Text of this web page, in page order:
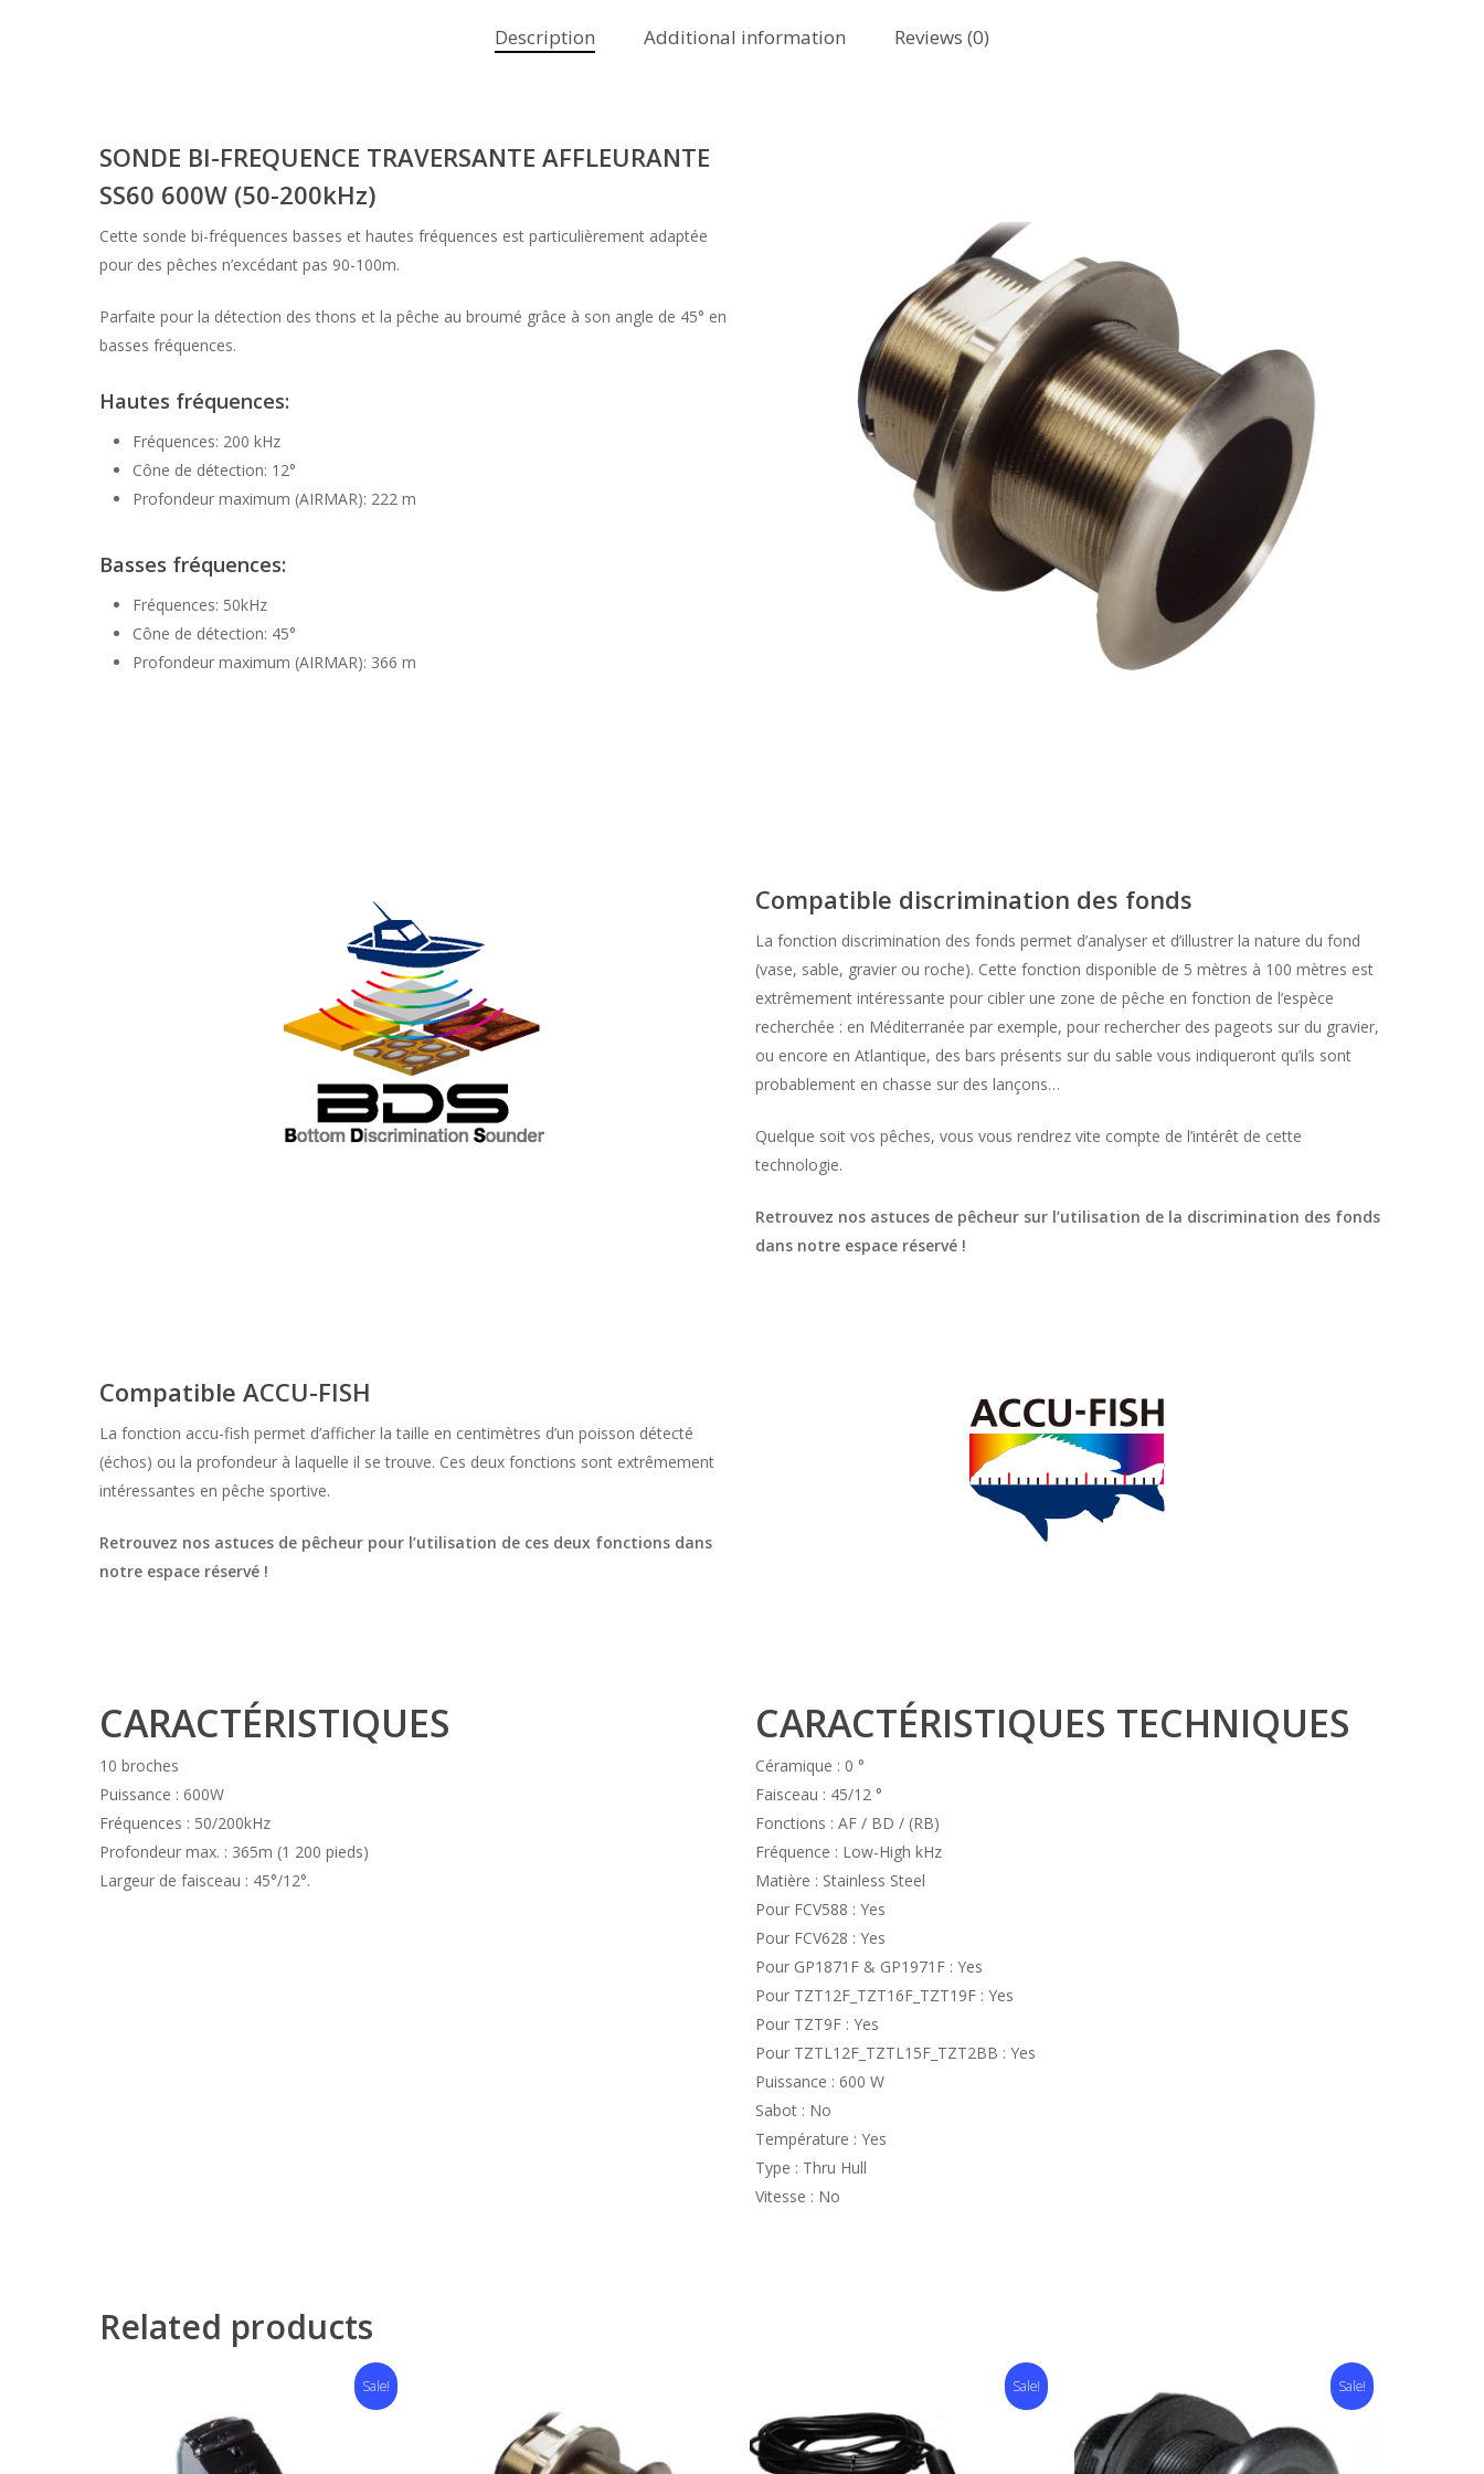
Description Additional information Reviews (0)
SONDE BI-FREQUENCE TRAVERSANTE AFFLEURANTE
SS60 600W (50-200kHz)
Cette sonde bi-fréquences basses et hautes fréquences est particulièrement adaptée
pour des pêches n’excédant pas 90-100m.
Parfaite pour la détection des thons et la pêche au broumé grâce à son angle de 45° en
basses fréquences.
Hautes fréquences:
Fréquences: 200 kHz
Cône de détection: 12°
Profondeur maximum (AIRMAR): 222 m
Basses fréquences:
Fréquences: 50kHz
Cône de détection: 45°
Profondeur maximum (AIRMAR): 366 m
Compatible discrimination des fonds
La fonction discrimination des fonds permet d’analyser et d’illustrer la nature du fond
(vase, sable, gravier ou roche). Cette fonction disponible de 5 mètres à 100 mètres est
extrêmement intéressante pour cibler une zone de pêche en fonction de l’espèce
recherchée : en Méditerranée par exemple, pour rechercher des pageots sur du gravier,
ou encore en Atlantique, des bars présents sur du sable vous indiqueront qu’ils sont
probablement en chasse sur des lançons…
Quelque soit vos pêches, vous vous rendrez vite compte de l’intérêt de cette
technologie.
Retrouvez nos astuces de pêcheur sur l’utilisation de la discrimination des fonds
dans notre espace réservé !
Compatible ACCU-FISH
La fonction accu-fish permet d’afficher la taille en centimètres d’un poisson détecté
(échos) ou la profondeur à laquelle il se trouve. Ces deux fonctions sont extrêmement
intéressantes en pêche sportive.
Retrouvez nos astuces de pêcheur pour l’utilisation de ces deux fonctions dans
notre espace réservé !
CARACTÉRISTIQUES
10 broches
Puissance : 600W
Fréquences : 50/200kHz
Profondeur max. : 365m (1 200 pieds)
Largeur de faisceau : 45°/12°.
CARACTÉRISTIQUES TECHNIQUES
Céramique : 0 °
Faisceau : 45/12 °
Fonctions : AF / BD / (RB)
Fréquence : Low-High kHz
Matière : Stainless Steel
Pour FCV588 : Yes
Pour FCV628 : Yes
Pour GP1871F & GP1971F : Yes
Pour TZT12F_TZT16F_TZT19F : Yes
Pour TZT9F : Yes
Pour TZTL12F_TZTL15F_TZT2BB : Yes
Puissance : 600 W
Sabot : No
Température : Yes
Type : Thru Hull
Vitesse : No
Related products
Sale! Sale! Sale!